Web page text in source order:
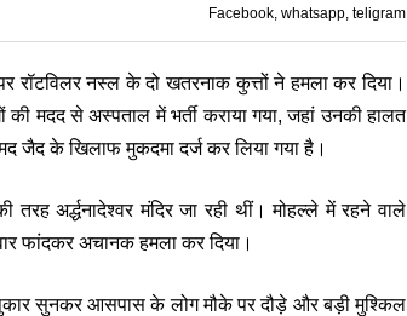
Facebook, whatsapp, teligram
रॉटविलर नस्ल के दो खतरनाक कुत्तों ने हमला कर दिया।
की मदद से अस्पताल में भर्ती कराया गया, जहां उनकी हालत
जैद के खिलाफ मुकदमा दर्ज कर लिया गया है।
अर्द्धनादेश्वर मंदिर जा रही थीं। मोहल्ले में रहने वाले
फांदकर अचानक हमला कर दिया।
सुनकर आसपास के लोग मौके पर दौड़े और बड़ी मुश्किल